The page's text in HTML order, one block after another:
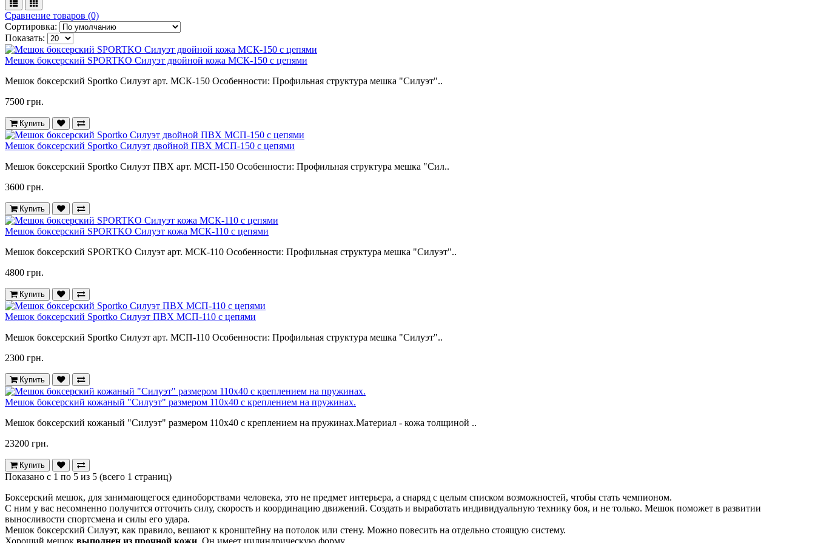
Сравнение товаров (0)
Сортировка:
Показать:
Мешок боксерский SPORTKO Силуэт двойной кожа МСК-150 с цепями
Мешок боксерский Sportko Силуэт арт. МСК-150 Особенности: Профильная структура мешка "Силуэт"..
7500 грн.
Купить
Мешок боксерский Sportko Силуэт двойной ПВХ МСП-150 с цепями
Мешок боксерский Sportko Силуэт ПВХ арт. МСП-150 Особенности: Профильная структура мешка "Сил..
3600 грн.
Купить
Мешок боксерский SPORTKO Силуэт кожа МСК-110 с цепями
Мешок боксерский SPORTKO Силуэт арт. МСК-110 Особенности: Профильная структура мешка "Силуэт"..
4800 грн.
Купить
Мешок боксерский Sportko Силуэт ПВХ МСП-110 с цепями
Мешок боксерский Sportko Силуэт арт. МСП-110 Особенности: Профильная структура мешка "Силуэт"..
2300 грн.
Купить
Мешок боксерский кожаный "Силуэт" размером 110х40 с креплением на пружинах.
Мешок боксерский кожаный "Силуэт" размером 110х40 с креплением на пружинах.Материал - кожа толщиной ..
23200 грн.
Купить
Показано с 1 по 5 из 5 (всего 1 страниц)
Боксерский мешок, для занимающегося единоборствами человека, это не предмет интерьера, а снаряд с целым списком возможностей, чтобы стать чемпионом.
С ним у вас несомненно получится отточить силу, скорость и координацию движений. Создать и выработать индивидуальную технику боя, и не только. Мешок поможет в развитии
выносливости спортсмена и силы его удара.
Мешок боксерский Силуэт, как правило, вешают к кронштейну на потолок или стену. Можно повесить на отдельно стоящую систему.